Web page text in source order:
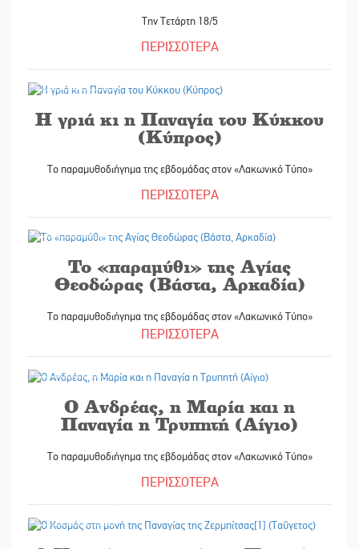
Την Τετάρτη 18/5
ΠΕΡΙΣΣΟΤΕΡΑ
Η γριά κι η Παναγία του Κύκκου
(Κύπρος)
Το παραμυθοδιήγημα της εβδομάδας στον «Λακωνικό Τύπο»
ΠΕΡΙΣΣΟΤΕΡΑ
Το «παραμύθι» της Αγίας
Θεοδώρας (Βάστα, Αρκαδία)
Το παραμυθοδιήγημα της εβδομάδας στον «Λακωνικό Τύπο»
ΠΕΡΙΣΣΟΤΕΡΑ
Ο Ανδρέας, η Μαρία και η
Παναγία η Τρυπητή (Αίγιο)
Το παραμυθοδιήγημα της εβδομάδας στον «Λακωνικό Τύπο»
ΠΕΡΙΣΣΟΤΕΡΑ